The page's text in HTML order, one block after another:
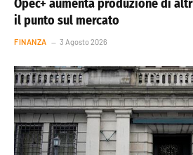
Opec+ aumenta produzione di
il punto sul mercato
FINANZA 3 Agosto 2026